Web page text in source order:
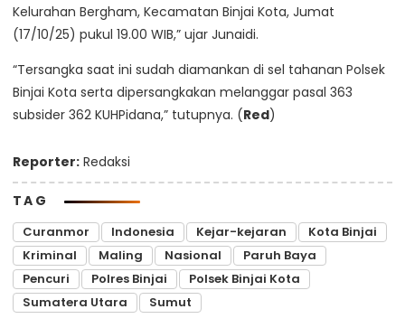
Kelurahan Bergham, Kecamatan Binjai Kota, Jumat
(17/10/25) pukul 19.00 WIB,” ujar Junaidi.
“Tersangka saat ini sudah diamankan di sel tahanan Polsek
Binjai Kota serta dipersangkakan melanggar pasal 363
subsider 362 KUHPidana,” tutupnya. (Red)
Reporter: Redaksi
TAG
Curanmor Indonesia Kejar-kejaran
Kota Binjai
Kriminal
Maling Nasional
Paruh Baya
Pencuri
Polres Binjai
Polsek Binjai Kota
Sumatera Utara
Sumut